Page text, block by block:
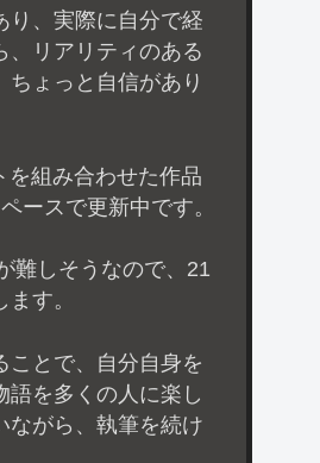
り、実際に自分で経
、リアリティのある
ょっと自信があり
を組み合わせた作品
ースで更新中です。
難しそうなので、21
す。
ことで、自分自身を
語を多くの人に楽し
ながら、執筆を続け